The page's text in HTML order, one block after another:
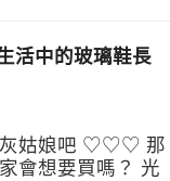
活中的玻璃鞋長
灰姑娘吧 ♡♡♡ 那
會想要買嗎？ 光